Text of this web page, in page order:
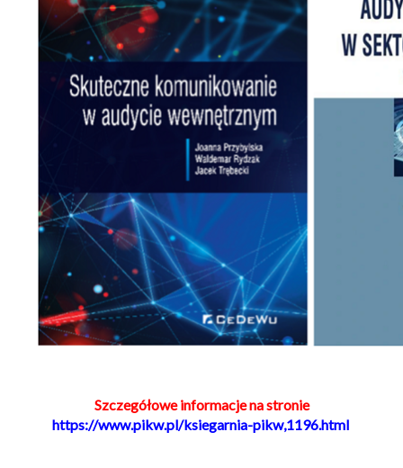
Szczegółowe informacje na stronie
https://www.pikw.pl/ksiegarnia-pikw,1196.html